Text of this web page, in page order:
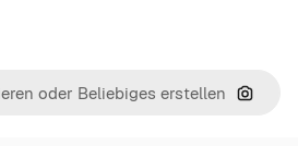
Nach